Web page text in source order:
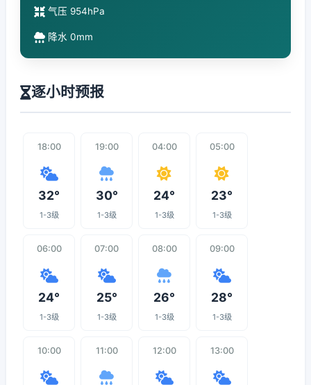
气压 954hPa
降水 0mm
逐小时预报
18:00
32°
1-3级
19:00
30°
1-3级
04:00
24°
1-3级
05:00
23°
1-3级
06:00
24°
1-3级
07:00
25°
1-3级
08:00
26°
1-3级
09:00
28°
1-3级
10:00 11:00 12:00 13:00